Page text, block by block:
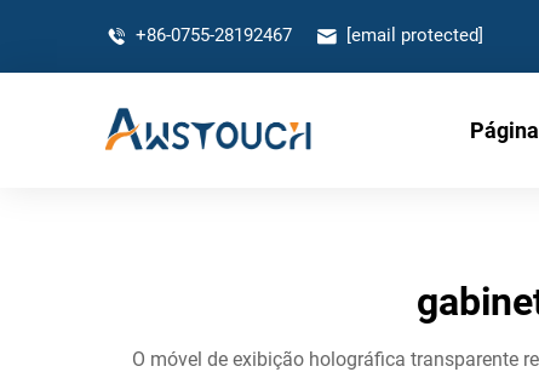
+86-0755-28192467 [email protected]
O móvel de exibição holográfica transparente